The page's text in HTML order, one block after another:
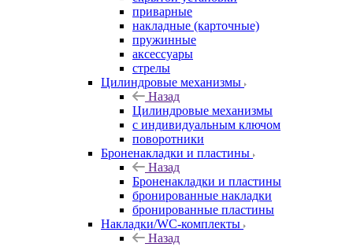
приварные
накладные (карточные)
пружинные
аксессуары
стрелы
Цилиндровые механизмы
Назад
Цилиндровые механизмы
с индивидуальным ключом
поворотники
Броненакладки и пластины
Назад
Броненакладки и пластины
бронированные накладки
бронированные пластины
Накладки/WC-комплекты
Назад